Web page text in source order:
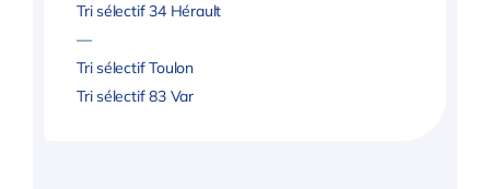
Tri sélectif 34 Hérault
—
Tri sélectif Toulon
Tri sélectif 83 Var